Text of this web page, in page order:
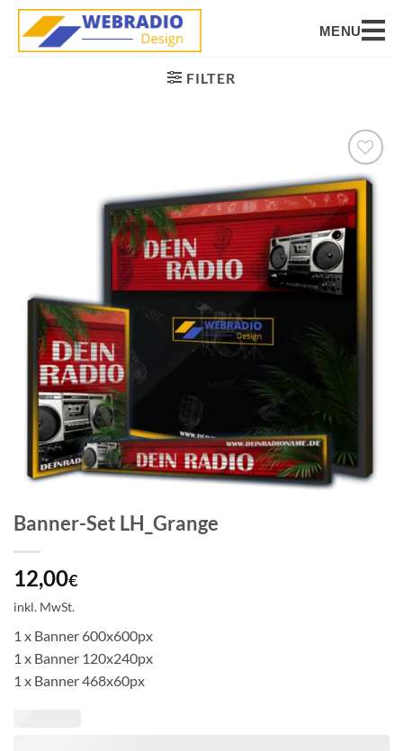
MENU
FILTER
Auf die
Wunschliste
setzen
Banner-Set LH_Grange
12,00€
inkl. MwSt.
1 x Banner 600x600px
1 x Banner 120x240px
1 x Banner 468x60px